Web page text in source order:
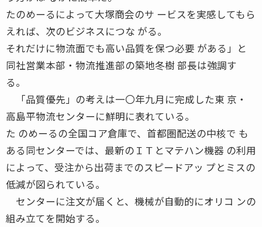
たのめーるによって大塚商会のサ ービスを実感してもら
えれば、次のビジネスにつな がる。
それだけに物流面でも高い品質を保つ必要 がある」と
同社営業本部・物流推進部の築地冬樹 部長は強調す
る。
「品質優先」の考えは一〇年九月に完成した東 京・
高島平物流センターに鮮明に表れている。
た のめーるの全国コア倉庫で、首都圏配送の中核で も
ある同センターでは、最新のＩＴとマテハン機器 の利用
によって、受注から出荷までのスピードアッ プとミスの
低減が図られている。
センターに注文が届くと、機械が自動的にオリコ ンの
組み立てを開始する。